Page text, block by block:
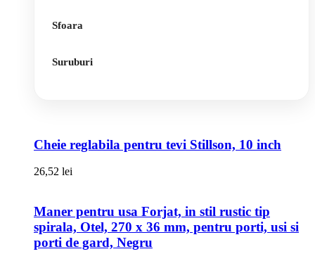
Sfoara
Suruburi
Cheie reglabila pentru tevi Stillson, 10 inch
26,52 lei
Maner pentru usa Forjat, in stil rustic tip
spirala, Otel, 270 x 36 mm, pentru porti, usi si
porti de gard, Negru